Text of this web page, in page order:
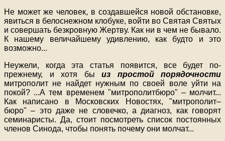
Не может же человек, в создавшейся новой обстановке,
явиться в белоснежном клобуке, войти во Святая Святых
и совершать безкровную Жертву. Как ни в чем не бывало.
К нашему величайшему удивлению, как будто и это
возможно...
Неужели, когда эта статья появится, все будет по-
прежнему, и хотя бы из простой порядочности
митрополит не найдет нужным по своей воле уйти на
покой? ...А тем временем "митрополитбюро" – молчит...
Как написано в Московских Новостях, "митрополит–
бюро" – это даже не словечко, а диагноз, как говорят
семинаристы. Да, стоит посмотреть список постоянных
членов Синода, чтобы понять почему они молчат...